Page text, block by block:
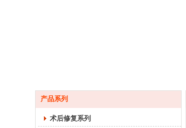
产品系列
术后修复系列